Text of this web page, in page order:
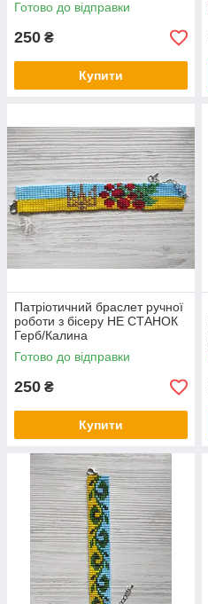
Готово до відправки
250 ₴
Купити
Патріотичний браслет ручної
роботи з бісеру НЕ СТАНОК
Герб/Калина
Готово до відправки
250 ₴
Купити